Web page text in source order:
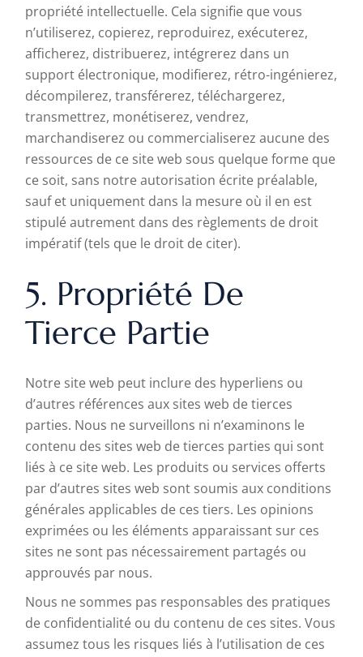
propriété intellectuelle. Cela signifie que vous
n’utiliserez, copierez, reproduirez, exécuterez,
afficherez, distribuerez, intégrerez dans un
support électronique, modifierez, rétro-ingénierez,
décompilerez, transférerez, téléchargerez,
transmettrez, monétiserez, vendrez,
marchandiserez ou commercialiserez aucune des
ressources de ce site web sous quelque forme que
ce soit, sans notre autorisation écrite préalable,
sauf et uniquement dans la mesure où il en est
stipulé autrement dans des règlements de droit
impératif (tels que le droit de citer).
5. Propriété De
Tierce Partie
Notre site web peut inclure des hyperliens ou
d’autres références aux sites web de tierces
parties. Nous ne surveillons ni n’examinons le
contenu des sites web de tierces parties qui sont
liés à ce site web. Les produits ou services offerts
par d’autres sites web sont soumis aux conditions
générales applicables de ces tiers. Les opinions
exprimées ou les éléments apparaissant sur ces
sites ne sont pas nécessairement partagés ou
approuvés par nous.
Nous ne sommes pas responsables des pratiques
de confidentialité ou du contenu de ces sites. Vous
assumez tous les risques liés à l’utilisation de ces